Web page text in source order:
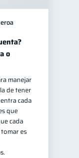
o
manejar
de tener
cada
que
cada
es